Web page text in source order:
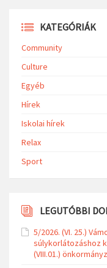
KATEGÓRIÁK
Community
Culture
Egyéb
Hírek
Iskolai hírek
Relax
Sport
LEGUTÓBBI
5/2026. (VI. 25.)
súlykorlátozáshoz
(VIII.01.)